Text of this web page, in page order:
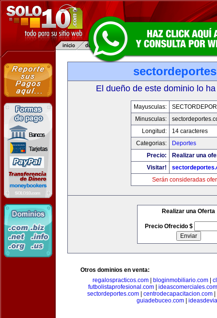
El dueño de este dominio lo
Mayusculas:
Minusculas:
Longitud:
14 caracteres
Categorias:
Deportes
Precio:
Realizar una
Visitar!
Serán consideradas
Realizar una Oferta
Precio Ofrecido $
Otros dominios en venta:
regalospracticos.com| bloginmobiliario.com|
futbolistaprofesional.com
ideascomerciales.com
sectordeportes.com| centrodecapacitacion.com|
guiadebuceo.com|